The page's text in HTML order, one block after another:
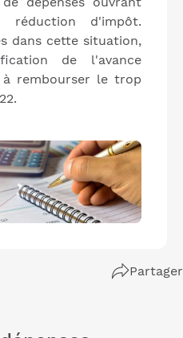
d'impôt.
dans cette situation,
de l'avance
à rembourser le trop
Partager